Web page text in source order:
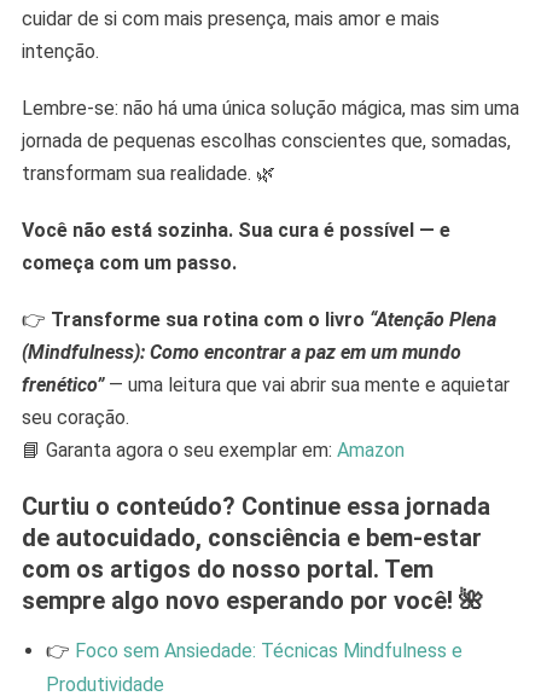
cuidar de si com mais presença, mais amor e mais
intenção.
Lembre-se: não há uma única solução mágica, mas sim uma
jornada de pequenas escolhas conscientes que, somadas,
transformam sua realidade. 🌿
Você não está sozinha. Sua cura é possível — e
começa com um passo.
👉 Transforme sua rotina com o livro “Atenção Plena
(Mindfulness): Como encontrar a paz em um mundo
frenético”— uma leitura que vai abrir sua mente e aquietar
seu coração.
📘 Garanta agora o seu exemplar em: Amazon
Curtiu o conteúdo? Continue essa jornada
de autocuidado, consciência e bem-estar
com os artigos do nosso portal. Tem
sempre algo novo esperando por você! 🌺
👉 Foco sem Ansiedade: Técnicas Mindfulness e
Produtividade